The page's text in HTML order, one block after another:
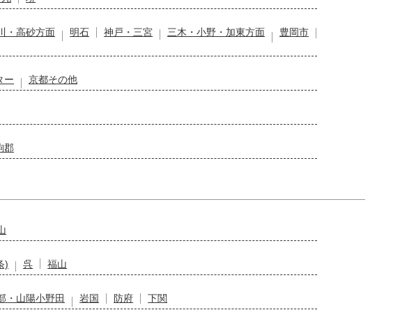
・高砂方面 明石 神戸・三宮 三木・小野・加東方面
豊岡市
ー
京都その他
郡
) 呉
福山
・山陽小野田 岩国 防府
下関